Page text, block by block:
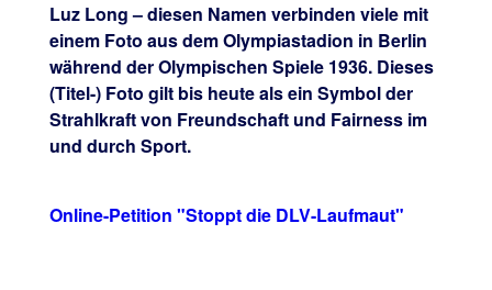
Luz Long – diesen Namen verbinden viele mit
einem Foto aus dem Olympiastadion in Berlin
während der Olympischen Spiele 1936. Dieses
(Titel-) Foto gilt bis heute als ein Symbol der
Strahlkraft von Freundschaft und Fairness im
und durch Sport.
Online-Petition "Stoppt die DLV-Laufmaut"